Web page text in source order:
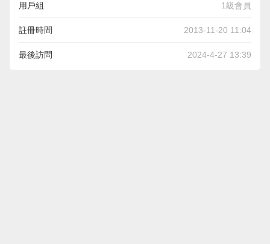
用戶組 1級會員
註冊時間 2013-11-20 11:04
最後訪問 2024-4-27 13:39